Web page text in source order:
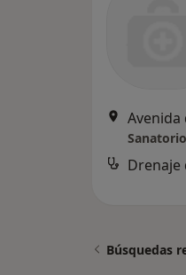
Avenida
Búsquedas